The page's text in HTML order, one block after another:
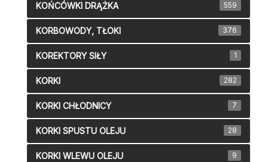
KOŃCÓWKI DRĄŻKA 559
KORBOWODY, TŁOKI 376
KOREKTORY SIŁY 1
KORKI 282
KORKI CHŁODNICY 7
KORKI SPUSTU OLEJU 28
KORKI WLEWU OLEJU 9